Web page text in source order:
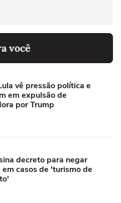
você
vê pressão política e
em expulsão de
por Trump
decreto para negar
casos de 'turismo de